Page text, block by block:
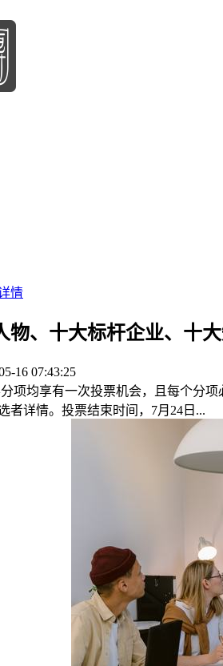
情
物、十大标杆企业、十
16 07:43:25
项均享有一次投票机会，且每个分
者详情。投票结束时间，7月24日...